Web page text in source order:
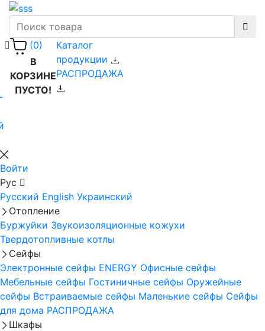
(0)
В
КОРЗИНЕ
ПУСТО!
Каталог
продукции
РАСПРОДАЖА
Войти
Рус
Русский English Украинский
Отопление
Буржуйки Звукоизоляционные кожухи
Твердотопливные котлы
Сейфы
Электронные сейфы ENERGY Офисные сейфы
Мебельные сейфы Гостиничные сейфы Оружейные
сейфы Встраиваемые сейфы Маленькие сейфы Сейфы
для дома РАСПРОДАЖА
Шкафы